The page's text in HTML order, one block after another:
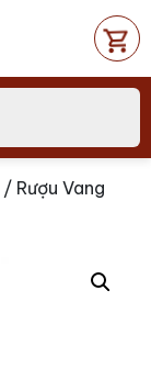
/ Rượu Vang